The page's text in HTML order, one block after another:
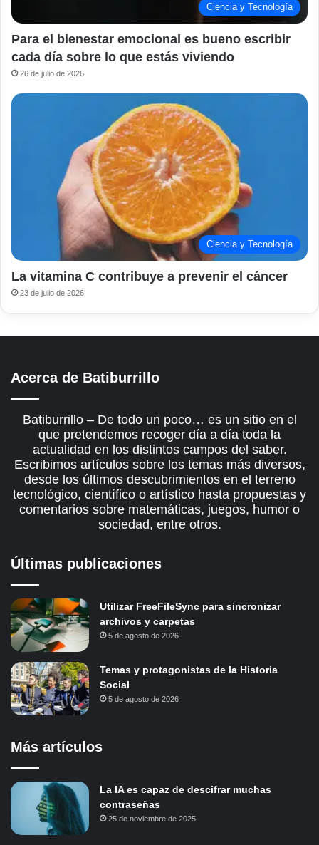
Ciencia y Tecnología
Para el bienestar emocional es bueno escribir
cada día sobre lo que estás viviendo
26 de julio de 2026
Ciencia y Tecnología
La vitamina C contribuye a prevenir el cáncer
23 de julio de 2026
Acerca de Batiburrillo
Batiburrillo – De todo un poco… es un sitio en el
que pretendemos recoger día a día toda la
actualidad en los distintos campos del saber.
Escribimos artículos sobre los temas más diversos,
desde los últimos descubrimientos en el terreno
tecnológico, científico o artístico hasta propuestas y
comentarios sobre matemáticas, juegos, humor o
sociedad, entre otros.
Últimas publicaciones
Utilizar FreeFileSync para sincronizar
archivos y carpetas
5 de agosto de 2026
Temas y protagonistas de la Historia
Social
5 de agosto de 2026
Más artículos
La IA es capaz de descifrar muchas
contraseñas
25 de noviembre de 2025